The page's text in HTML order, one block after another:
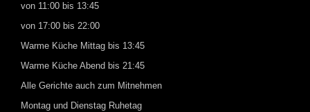
von 11:00 bis 13:45
von 17:00 bis 22:00
Warme Küche Mittag bis 13:45
Warme Küche Abend bis 21:45
Alle Gerichte auch zum Mitnehmen
Montag und Dienstag Ruhetag